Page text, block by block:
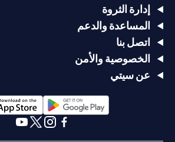
إدارة الثروة
المساعدة والدعم
اتصل بنا
الخصوصية والأمن
عن سيتي
opens in a new tab
a new tab